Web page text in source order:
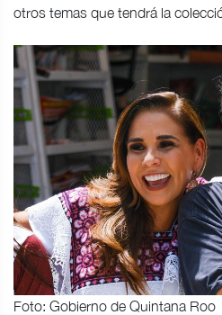
otros temas que tendrá la
Foto: Gobierno de Quintana Roo